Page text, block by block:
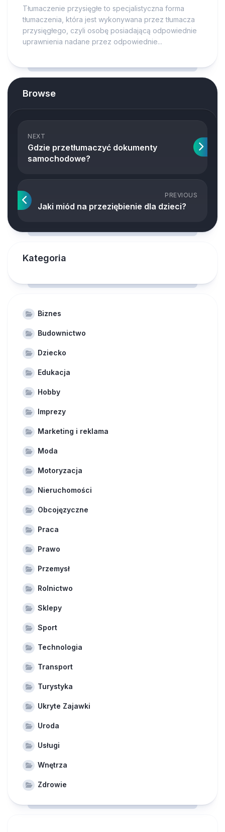
Tłumaczenie przysięgłe to specjalistyczna forma
tłumaczenia, która jest wykonywana przez tłumacza
przysięgłego, czyli osobę posiadającą odpowiednie
uprawnienia nadane przez odpowiednie...
Browse
NEXT
Gdzie przetłumaczyć dokumenty
samochodowe?
PREVIOUS
Jaki miód na przeziębienie dla dzieci?
Kategoria
Biznes
Budownictwo
Dziecko
Edukacja
Hobby
Imprezy
Marketing i reklama
Moda
Motoryzacja
Nieruchomości
Obcojęzyczne
Praca
Prawo
Przemysł
Rolnictwo
Sklepy
Sport
Technologia
Transport
Turystyka
Ukryte Zajawki
Uroda
Usługi
Wnętrza
Zdrowie